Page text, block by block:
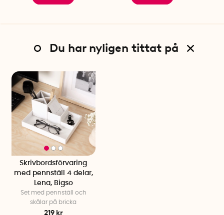
Du har nyligen tittat på
Skrivbordsförvaring
med pennställ 4 delar,
Lena, Bigso
Set med pennställ och
skålar på bricka
219 kr